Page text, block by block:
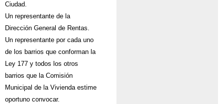
Ciudad.
Un representante de la
Dirección General de Rentas.
Un representante por cada uno
de los barrios que conforman la
Ley 177 y todos los otros
barrios que la Comisión
Municipal de la Vivienda estime
oportuno convocar.